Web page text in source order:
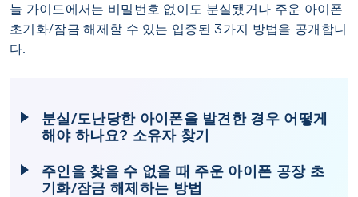
늘 가이드에서는 비밀번호 없이도 분실됐거나 주운 아이폰
초기화/잠금 해제할 수 있는 입증된 3가지 방법을 공개합니
다.
분실/도난당한 아이폰을 발견한 경우 어떻게
해야 하나요? 소유자 찾기
주인을 찾을 수 없을 때 주운 아이폰 공장 초
기화/잠금 해제하는 방법